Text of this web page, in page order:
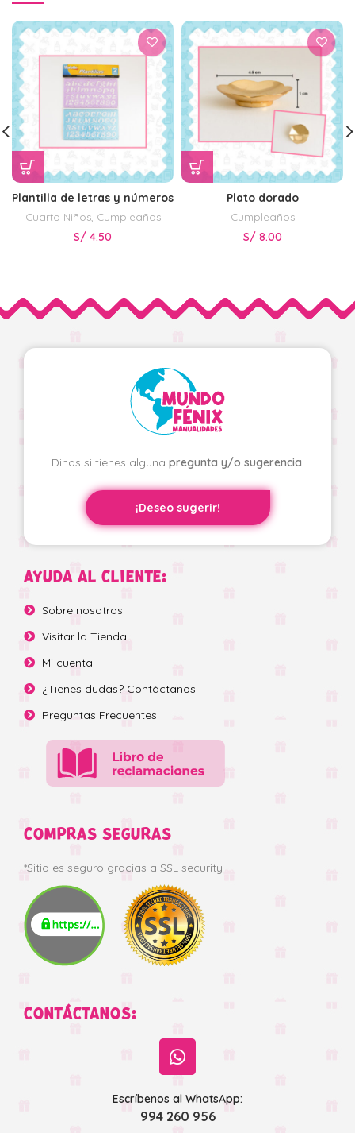
Plantilla de letras y números
Cuarto Niños, Cumpleaños
S/ 4.50
Plato dorado
Cumpleaños
S/8.00
Dinos si tienes alguna pregunta y/o sugerencia.
¡Deseo sugerir!
AYUDA AL CLIENTE:
Sobre nosotros
Visitar la Tienda
Mi cuenta
¿Tienes dudas? Contáctanos
Preguntas Frecuentes
COMPRAS SEGURAS
*Sitio es seguro gracias a SSL security
CONTÁCTANOS:
Escríbenos al WhatsApp:
994 260 956